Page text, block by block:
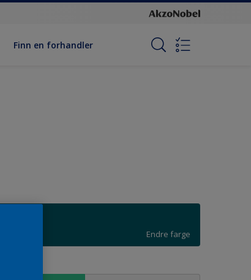
Finn en forhandler
Endre farge